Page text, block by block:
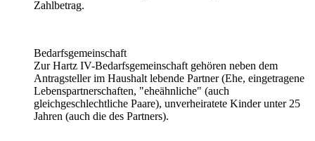
Zahlbetrag.
Bedarfsgemeinschaft
Zur Hartz IV-Bedarfsgemeinschaft gehören neben dem
Antragsteller im Haushalt lebende Partner (Ehe, eingetragene
Lebenspartnerschaften, "eheähnliche" (auch
gleichgeschlechtliche Paare), unverheiratete Kinder unter 25
Jahren (auch die des Partners).